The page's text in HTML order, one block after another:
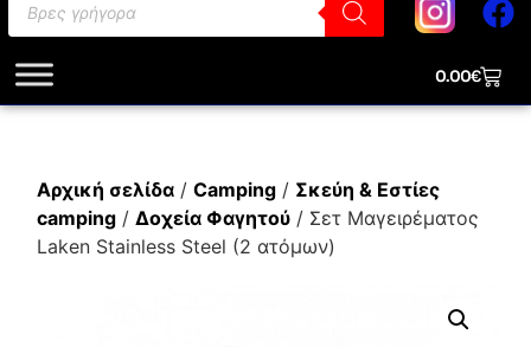
0.00€
Αρχική σελίδα/ Camping/ Σκεύη & Εστίες
camping/ Δοχεία Φαγητού/ Σετ Μαγειρέματος
Laken Stainless Steel (2 ατόμων)